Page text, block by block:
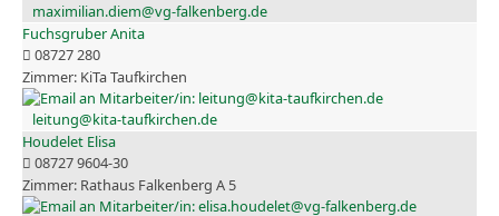
maximilian.diem@vg-falkenberg.de
Fuchsgruber Anita
08727 280
KiTa Taufkirchen
leitung@kita-taufkirchen.de
Houdelet Elisa
08727 9604-30
Rathaus Falkenberg A 5